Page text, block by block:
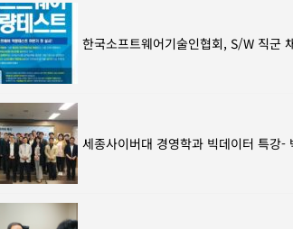
한국소프트웨어기술인협회, S/W 직군
세종사이버대 경영학과 빅데이터 특강-